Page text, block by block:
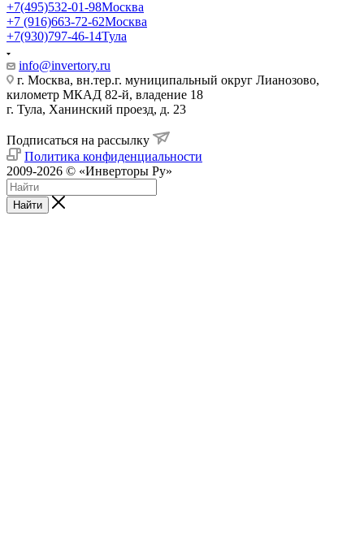
+7(495)532-01-98Москва
+7 (916)663-72-62Москва
+7(930)797-46-14Тула
info@invertory.ru
г. Москва, вн.тер.г. муниципальный округ Лианозово,
километр МКАД 82-й, владение 18
г. Тула, Ханинский проезд, д. 23
Подписаться на рассылку
Политика конфиденциальности
2009-2026 © «Инверторы Ру»
Найти